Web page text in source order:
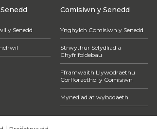
y Senedd
Comisiwn y Senedd
Ynghylch Comisiwn y Senedd
Strwythur Sefydliad a
Chyfrifoldebau
Fframwaith Llywodraethu
Corfforaethol y Comisiwn
Mynediad at wybodaeth